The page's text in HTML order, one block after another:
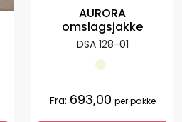
AURORA
omslagsjakke
DSA 128-01
Fra: 693,00 per pakke